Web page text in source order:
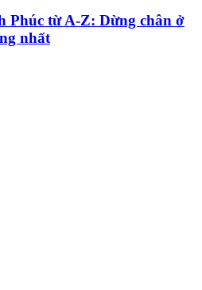
Phúc từ A-Z: Dừng chân ở
nhất